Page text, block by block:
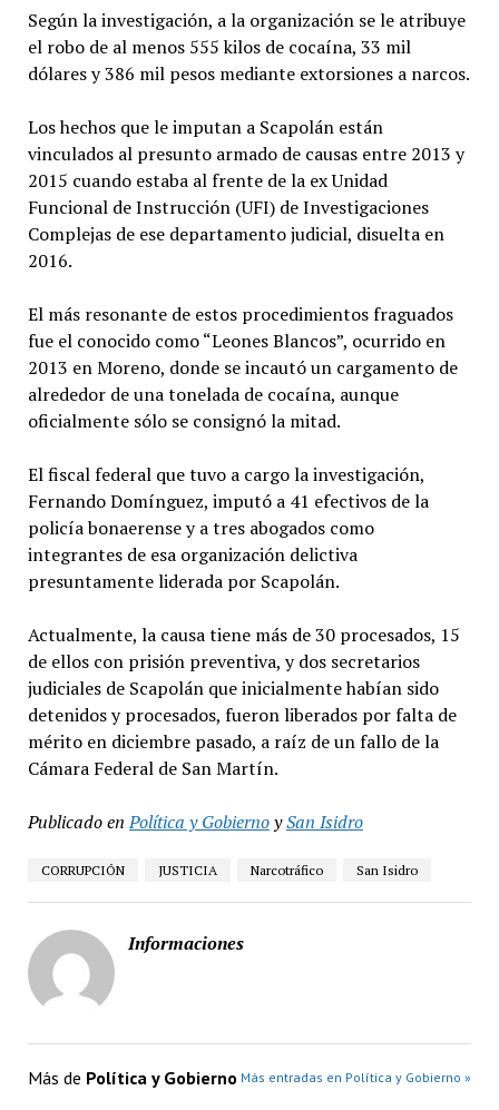
Según la investigación, a la organización se le atribuye
el robo de al menos 555 kilos de cocaína, 33 mil
dólares y 386 mil pesos mediante extorsiones a narcos.
Los hechos que le imputan a Scapolán están
vinculados al presunto armado de causas entre 2013 y
2015 cuando estaba al frente de la ex Unidad
Funcional de Instrucción (UFI) de Investigaciones
Complejas de ese departamento judicial, disuelta en
2016.
El más resonante de estos procedimientos fraguados
fue el conocido como “Leones Blancos”, ocurrido en
2013 en Moreno, donde se incautó un cargamento de
alrededor de una tonelada de cocaína, aunque
oficialmente sólo se consignó la mitad.
El fiscal federal que tuvo a cargo la investigación,
Fernando Domínguez, imputó a 41 efectivos de la
policía bonaerense y a tres abogados como
integrantes de esa organización delictiva
presuntamente liderada por Scapolán.
Actualmente, la causa tiene más de 30 procesados, 15
de ellos con prisión preventiva, y dos secretarios
judiciales de Scapolán que inicialmente habían sido
detenidos y procesados, fueron liberados por falta de
mérito en diciembre pasado, a raíz de un fallo de la
Cámara Federal de San Martín.
Publicado en Política y GobiernoySan Isidro
CORRUPCIÓN JUSTICIA Narcotráfico San Isidro
Informaciones
Más de Política y Gobierno Más entradas en Política y Gobierno »